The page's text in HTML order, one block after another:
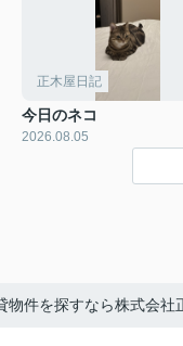
正木屋日記
今日のネコ
2026.08.05
物件を探すなら株式会社